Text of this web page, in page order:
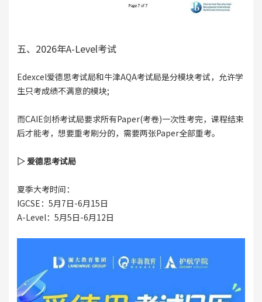
五、2026年A-Level考试
Edexcel爱德思考试局和牛津AQA考试局是分模块考试，允许学
生只考成绩不满意的模块;
而CAIE剑桥考试局要求所有Paper(考卷)一次性考完，课程结束
后才能考，想要重考刷分的，需要两张Paper全部重考。
▷ 爱德思考试局
夏季大考时间：
IGCSE：5月7日-6月15日
A-Level：5月5日-6月12日